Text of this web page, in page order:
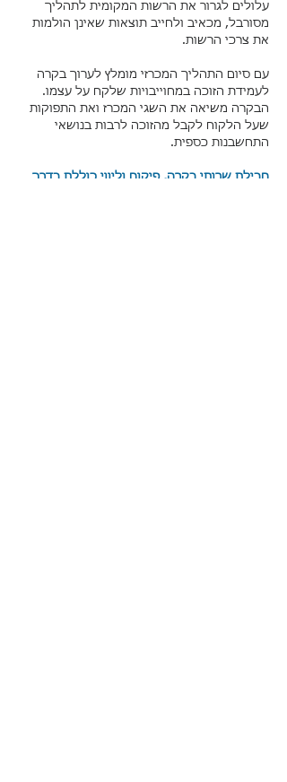
עלולים לגרור את הרשות המקומית לתהליך
מסורבל, מכאיב ולחייב תוצאות שאינן הולמות
את צרכי הרשות.
עם סיום התהליך המכרזי מומלץ לערוך בקרה
לעמידת הזוכה במחוייבויות שלקח על עצמו.
הבקרה משיאה את השגי המכרז ואת התפוקות
שעל הלקוח לקבל מהזוכה לרבות בנושאי
התחשבנות כספית.
חבילת שרותי בקרה, פיקוח וליווי כוללת בדרך